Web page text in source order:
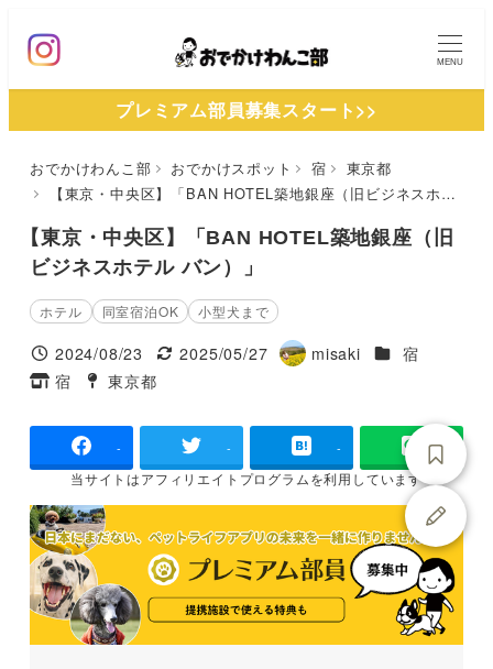
ン
MENU
プレミアム部員募集スタート>>
おでかけわんこ部 おでかけスポット 宿
東京都
【東京・中央区】「BAN HOTEL築地銀座（旧ビジネスホテル バン）」
【東京・中央区】「BAN HOTEL築地銀座（旧
ビジネスホテル バン）」
ホテル 同室宿泊OK 小型犬まで
投稿日
2024/08/23
更新日
2025/05/27
著
misaki 施設ジャンル
宿
タグ
宿
タグ
東京都
- - -
当サイトはアフィリエイトプログラムを利用しています